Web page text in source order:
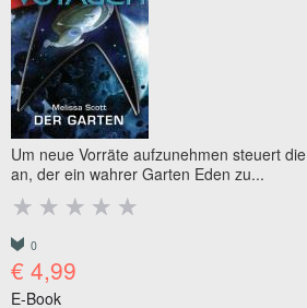
Um neue Vorräte aufzunehmen steuert die
an, der ein wahrer Garten Eden zu...
0
€ 4,99
E-Book